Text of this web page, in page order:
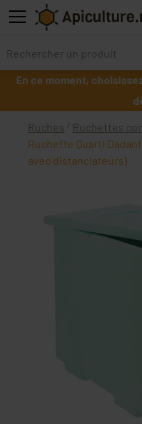
Skip to main content
En ce moment,
Ruches Ruchettes
Ruchette Quarti
avec distanciateurs)